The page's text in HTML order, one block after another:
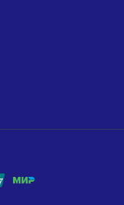
Visa
оплате Mastercard
по оплате UnionPay
Помощь по оплате Мир